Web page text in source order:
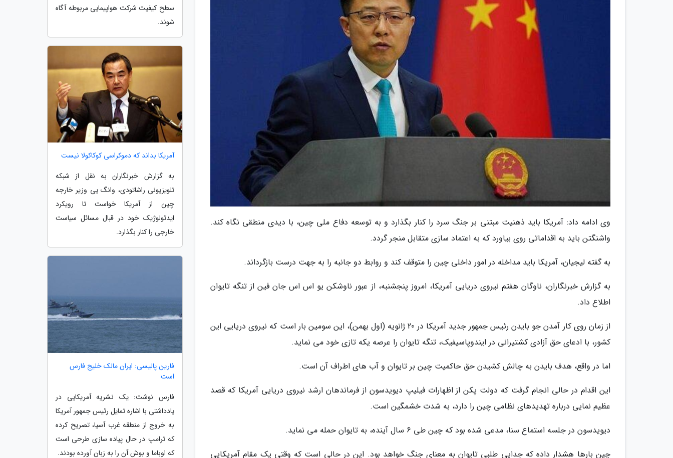
وی ادامه داد: آمریکا باید ذهنیت مبتنی بر جنگ سرد را کنار بگذارد و به توسعه دفاع ملی چین، با دیدی منطقی نگاه کند.
واشنگتن باید به اقداماتی روی بیاورد که به اعتماد سازی متقابل منجر گردد.
به گفته لیجیان، آمریکا باید مداخله در امور داخلی چین را متوقف کند و روابط دو جانبه را به جهت درست بازگرداند.
به گزارش خبرنگاران، ناوگان هفتم نیروی دریایی آمریکا، امروز پنجشنبه، از عبور ناوشکن یو اس اس جان فین از تنگه تایوان
اطلاع داد.
از زمان روی کار آمدن جو بایدن رئیس جمهور جدید آمریکا در 20 ژانویه (اول بهمن)، این سومین بار است که نیروی دریایی این
کشور، با ادعای حق آزادی کشتیرانی در ایندوپاسیفیک، تنگه تایوان را عرصه یکه تازی خود می نماید.
اما در واقع، هدف بایدن به چالش کشیدن حق حاکمیت چین بر تایوان و آب های اطراف آن است.
این اقدام در حالی انجام گرفت که دولت پکن از اظهارات فیلیپ دیویدسون از فرماندهان ارشد نیروی دریایی آمریکا که قصد
عظیم نمایی درباره تهدیدهای نظامی چین را دارد، به شدت خشمگین است.
دیویدسون در جلسه استماع سنا، مدعی شده بود که چین طی 6 سال آینده، به تایوان حمله می نماید.
چین بارها هشدار داده که جدایی طلبی تایوان به معنای جنگ خواهد بود. این در حالی است که وقتی یک مقام آمریکایی
سطح کیفیت شرکت هواپیمایی مربوطه آگاه
شوند.
آمریکا بداند که دموکراسی کوکاکولا نیست
به گزارش خبرنگاران به نقل از شبکه
تلویزیونی راشاتودی، وانگ یی وزیر خارجه
چین از آمریکا خواست تا رویکرد
ایدئولوژیک خود در قبال مسائل سیاست
خارجی را کنار بگذارد.
فارین پالیسی: ایران مالک خلیج فارس
است
فارس نوشت: یک نشریه آمریکایی در
یادداشتی با اشاره تمایل رئیس جمهور آمریکا
به خروج از منطقه غرب آسیا، تصریح کرده
که ترامپ در حال پیاده سازی طرحی است
که اوباما و بوش آن را به زبان آورده بودند.